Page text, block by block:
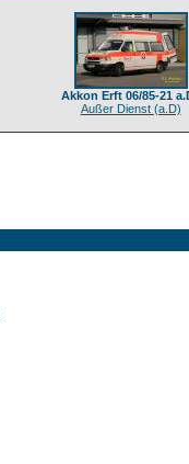
Akkon Erft 06/85-21
Außer Dienst (a.D)